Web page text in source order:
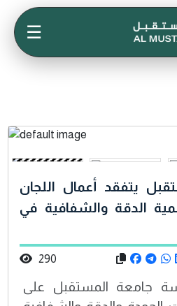
☰
يتفقد أعمال اللجان
الدقة والشفافية في
290
جامعة المستقبل على